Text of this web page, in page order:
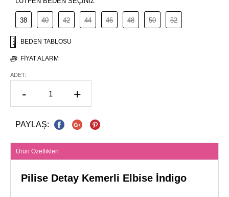
38 40 42 44 46 48 50 52
BEDEN TABLOSU
FIYAT ALARM
ADET:
- +
PAYLAŞ:
Ürün Özellikleri
Pilise Detay Kemerli Elbise İndigo